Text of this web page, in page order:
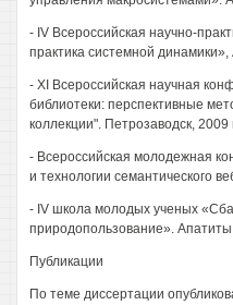
- IV Всероссийская научно-
практика системной динамики»,
- XI Всероссийская научная
библиотеки: перспективные
коллекции". Петрозаводск, 2009
- Всероссийская молодежная
и технологии семантического
- IV школа молодых ученых
природопользование».
Публикации
По теме диссертации